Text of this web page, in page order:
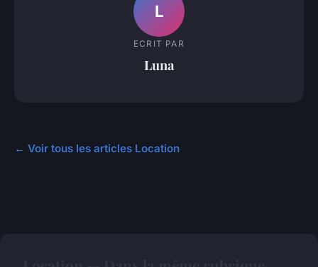
L
ECRIT PAR
Luna
← Voir tous les articles Location